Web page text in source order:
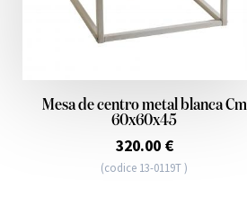
Mesa de centro metal blanca Cm
60x60x45
320.00 €
(codice 13-0119T )